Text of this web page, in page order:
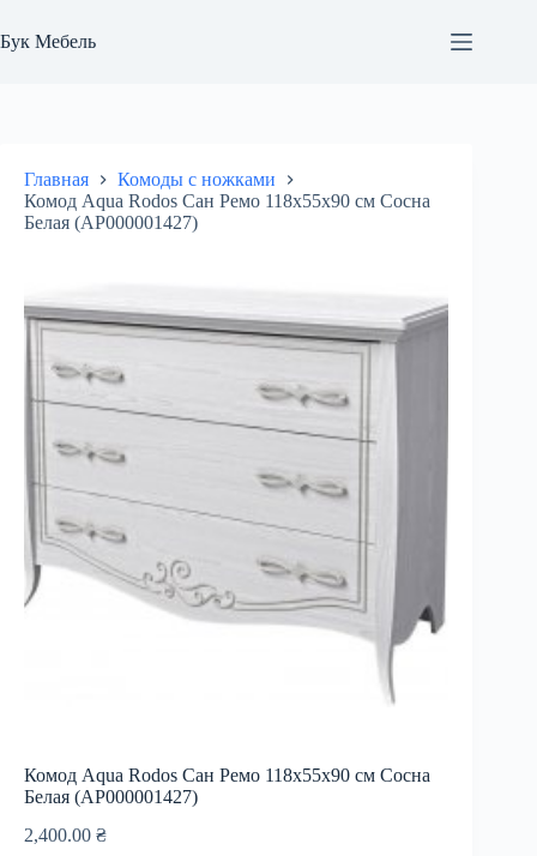
к
сути
Бук Мебель
Главная
Комоды с ножками
Комод Aqua Rodos Сан Ремо 118х55х90 см Сосна
Белая (АР000001427)
Комод Aqua Rodos Сан Ремо 118х55х90 см Сосна
Белая (АР000001427)
2,400.00 ₴